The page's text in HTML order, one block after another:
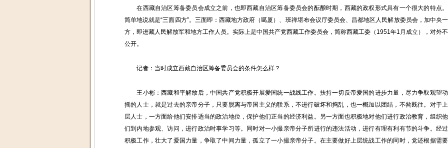
在西藏自治区筹备委员会成立之前，也即西藏自治区筹备委员会的酝酿时期，西藏的政权形式具有一个很大的特点。
简单地说就是“三面四方”。三面即：西藏地方政府（噶厦）、班禅堪布会议厅委员会、昌都地区人民解放委员会，加中央一
方，即进藏人民解放军和地方工作人员。实际上是中国共产党西藏工作委员会，简称西藏工委（1951年1月成立），对外不
公开。
记者：当时成立西藏自治区筹备委员会的条件怎么样？
王小彬：西藏和平解放后，中国共产党积极开展爱国统一战线工作。扶持一切反帝爱国的进步力量，尽力争取观望动
摇的人士，就是过去的亲帝分子，只要脱离与帝国主义的联系，不进行破坏和捣乱，也一概加以团结，不咎既往。对于上
层人士，一方面给他们安排适当的政治地位，保护他们正当的经济利益。另一方面也积极地对他们进行政治教育，组织他
们到内地参观、访问，进行政治时事学习等。同时对一小撮亲帝分子所进行的违法活动，进行有理有利有节的斗争。经过
积极工作，壮大了爱国力量，争取了中间力量，孤立了一小撮亲帝分子。在主要做好上层统战工作的同时，党还根据需要